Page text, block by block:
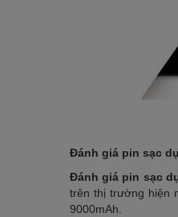
Đánh giá pin sạc
Đánh giá pin sạc
trên thị trường hiện
9000mAh.